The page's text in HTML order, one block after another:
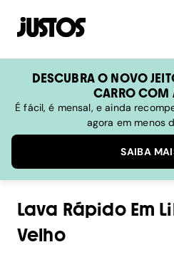
DESCUBRA O NOVO
CARRO COM
É fácil, é mensal, e ainda
agora em menos
SAIBA
Lava RápidoEm
Velho